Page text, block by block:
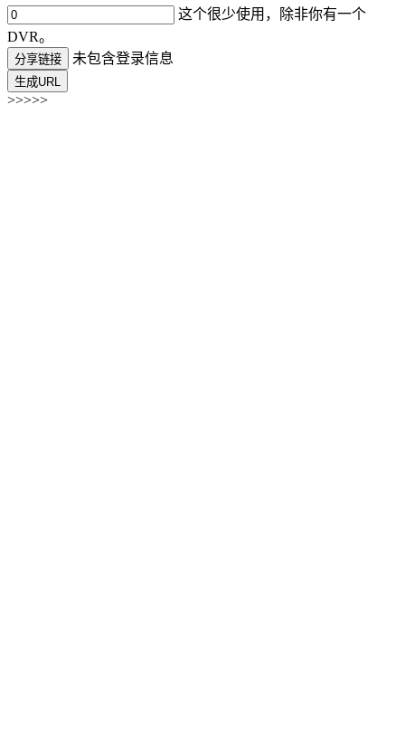
这个很少使用，除非你有一个
DVR。
分享链接 未包含登录信息
生成URL
>>>>>